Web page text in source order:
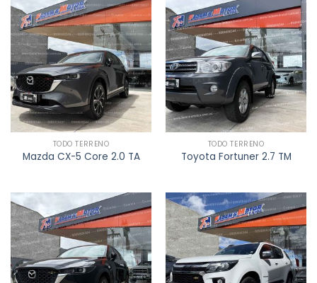
TODO TERRENO
Mazda CX-5 Core 2.0 TA
TODO TERRENO
Toyota Fortuner 2.7 TM